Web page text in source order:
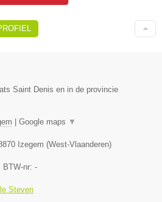
Saint Denis en in de provincie
Google maps ▼
Izegem (West-Vlaanderen)
BTW-nr: -
Steven